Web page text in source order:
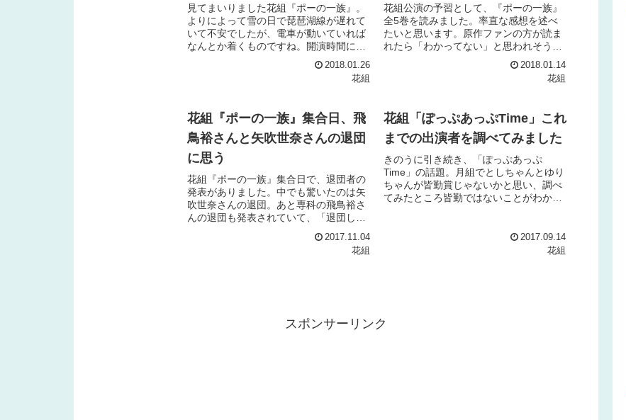
見てまいりました花組『ポーの一族』。
よりによって雪の日で琵琶湖線が遅れて
いて不安でしたが、電車が動いていれば
なんとか着くものですね。開演時間に間
に合い、無事に観劇できました。原作を
読んでいってよかった原作を読んでいた
2018.01.26
花組
花組公演の予習として、『ポーの一族』
全5巻を読みました。率直な感想を述べ
たいと思います。原作ファンの方が読ま
れたら「わかってない」と思われそうで
すが、こういうことを思う人もいるんだ
ーとスルーしていただけたら幸いです。
2018.01.14
花組
花組『ポーの一族』集合日、飛
鳥裕さんと矢吹世奈さんの退団
に思う
花組『ポーの一族』集合日で、退団者の
発表がありました。中でも驚いたのは矢
吹世奈さんの退団。あと専科の飛鳥裕さ
んの退団も発表されていて、「退団しち
ゃうのか～」と思っています。矢吹世奈
さんの退団矢吹世奈さんは「旅タカラジ
2017.11.04
花組
花組「ぽっぷあっぷTime」これ
までの出演者を調べてみました
きのうに引き続き、「ぽっぷあっぷ
Time」の話題。月組でとしちゃんとゆり
ちゃんが皆勤賞じゃないかと思い、調べ
てみたところ皆勤ではないことがわかり
2017.09.14
花組
スポンサーリンク